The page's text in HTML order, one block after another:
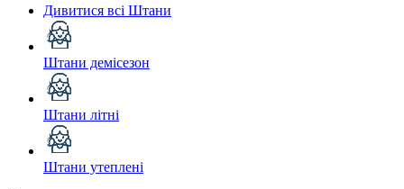
Дивитися всі Штани
Штани демісезон
Штани літні
Штани утеплені